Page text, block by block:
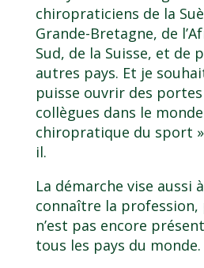
chiropraticiens de la
Grande-Bretagne, de
Sud, de la Suisse, et de
autres pays. Et je
puisse ouvrir des portes
collègues dans le
chiropratique du sport
il.
La démarche vise aussi
connaître la profession,
n’est pas encore
tous les pays du monde.